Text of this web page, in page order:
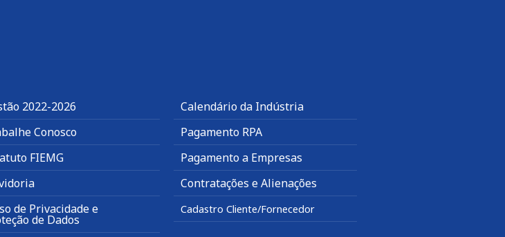
2022-2026
Conosco
FIEMG
de Privacidade e
de Dados
Calendário da Indústria
Pagamento RPA
Pagamento a Empresas
Contratações e Alienações
Cadastro Cliente/Fornecedor